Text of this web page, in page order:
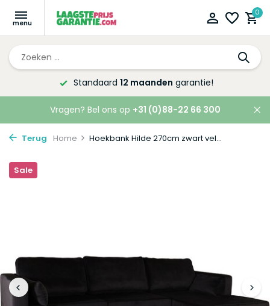
0
Standaard 12 maanden garantie!
Vragen? Bel ons op +31 (0)88-22 66 300
Terug Home Hoekbank Hilde 270cm zwart vel...
Sale